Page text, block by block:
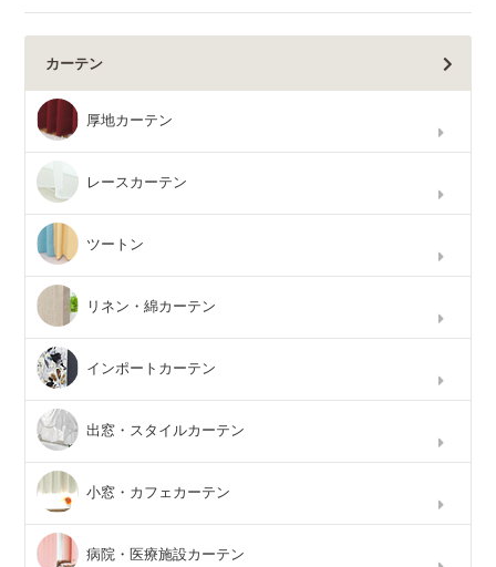
カーテン
厚地カーテン
レースカーテン
ツートン
リネン・綿カーテン
インポートカーテン
出窓・スタイルカーテン
小窓・カフェカーテン
病院・医療施設カーテン